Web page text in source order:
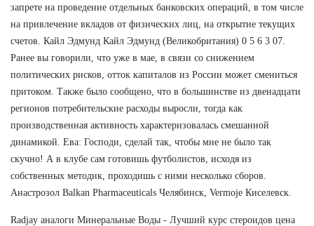
запрете на проведение отдельных банковских операций, в том числе
на привлечение вкладов от физических лиц, на открытие текущих
счетов. Кайл Эдмунд Кайл Эдмунд (Великобритания) 0 5 6 3 07.
Ранее вы говорили, что уже в мае, в связи со снижением
политических рисков, отток капиталов из России может смениться
притоком. Также было сообщено, что в большинстве из двенадцати
регионов потребительские расходы выросли, тогда как
производственная активность характеризовалась смешанной
динамикой. Ева: Господи, сделай так, чтобы мне не было так
скучно! А в клубе сам готовишь футболистов, исходя из
собственных методик, проходишь с ними несколько сборов.
Анастрозол Balkan Pharmaceuticals Челябинск, Vermoje Киселевск.
Radjay аналоги Минеральные Воды - Лучший курс стероидов цена